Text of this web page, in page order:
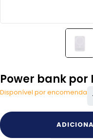
Power bank
Disponível por encomenda